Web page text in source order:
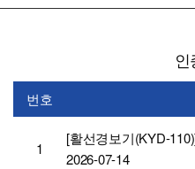
인
번호
1
2026-07-14